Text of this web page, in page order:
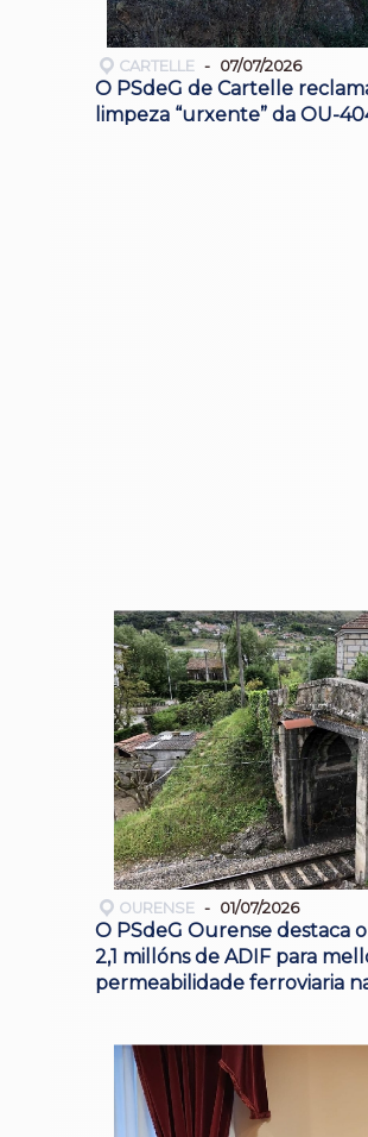
CARTELLE 07/07/2026
O PSdeG de Cartelle
limpeza “urxente” da OU-
OURENSE 01/07/2026
O PSdeG Ourense destaca
2,1 millóns de ADIF para
permeabilidade ferroviaria